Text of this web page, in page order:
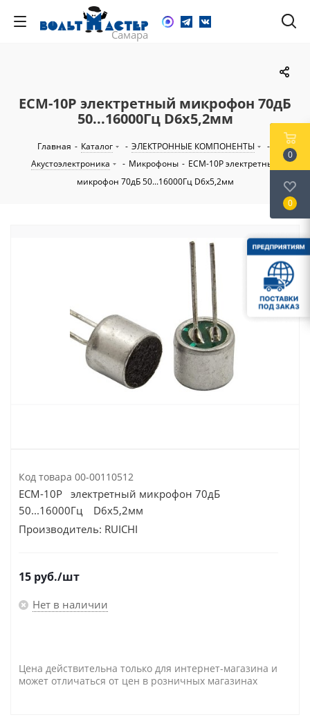
ECM-10P электретный микрофон 70дБ
50...16000Гц D6х5,2мм
Главная - Каталог - ЭЛЕКТРОННЫЕ КОМПОНЕНТЫ
-
Акустоэлектроника
- Микрофоны - ECM-10P электретный
микрофон 70дБ 50...16000Гц D6х5,2мм
Код товара 00-00110512
ECM-10P электретный микрофон 70дБ
50...16000Гц D6х5,2мм
Производитель: RUICHI
15 руб./шт
Нет в наличии
Цена действительна только для интернет-магазина и
может отличаться от цен в розничных магазинах
0
0